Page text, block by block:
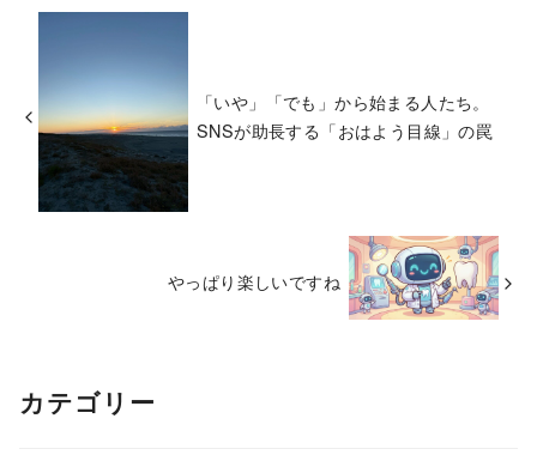
「いや」「でも」から始まる人たち。
SNSが助長する「おはよう目線」の罠
やっぱり楽しいですね
カテゴリー